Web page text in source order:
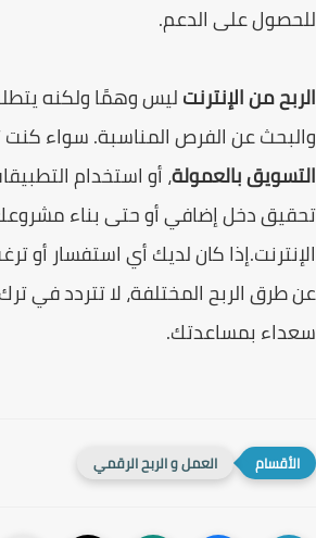
على الدعم.
من الإنترنتليس وهمًا ولكنه يتطلب
عن الفرص المناسبة. سواء كنت
بالعمولة، أو استخدام
دخل إضافي أو حتى بناء مشروعك
كان لديك أي استفسار أو
الربح المختلفة، لا تتردد في
بمساعدتك.
العمل و الربح الرقمي